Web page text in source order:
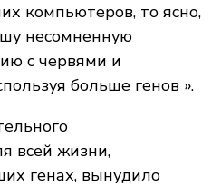
компьютеров, то ясно,
несомненную
с червями и
больше генов ».
всей жизни,
генах, вынудило